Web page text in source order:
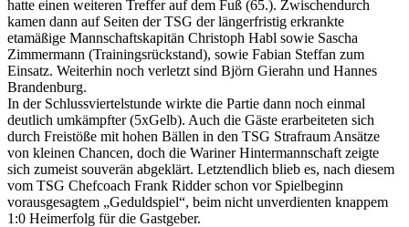
hatte einen weiteren Treffer auf dem Fuß (65.). Zwischendurch
kamen dann auf Seiten der TSG der längerfristig erkrankte
etamäßige Mannschaftskapitän Christoph Habl sowie Sascha
Zimmermann (Trainingsrückstand), sowie Fabian Steffan zum
Einsatz. Weiterhin noch verletzt sind Björn Gierahn und Hannes
Brandenburg.
In der Schlussviertelstunde wirkte die Partie dann noch einmal
deutlich umkämpfter (5xGelb). Auch die Gäste erarbeiteten sich
durch Freistöße mit hohen Bällen in den TSG Strafraum Ansätze
von kleinen Chancen, doch die Wariner Hintermannschaft zeigte
sich zumeist souverän abgeklärt. Letztendlich blieb es, nach diesem
vom TSG Chefcoach Frank Ridder schon vor Spielbeginn
vorausgesagtem „Geduldspiel“, beim nicht unverdienten knappem
1:0 Heimerfolg für die Gastgeber.